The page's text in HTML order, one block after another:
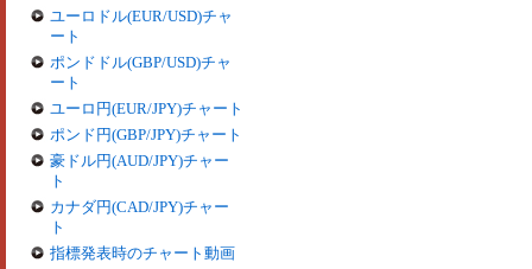
ユーロドル(EUR/USD)チャ
ート
ポンドドル(GBP/USD)チャ
ート
ユーロ円(EUR/JPY)チャート
ポンド円(GBP/JPY)チャート
豪ドル円(AUD/JPY)チャー
ト
カナダ円(CAD/JPY)チャー
ト
指標発表時のチャート動画